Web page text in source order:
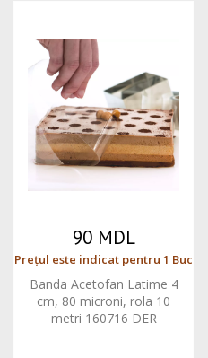
90 MDL
Prețul este indicat pentru 1 Buc
Banda Acetofan Latime 4
cm, 80 microni, rola 10
metri 160716 DER